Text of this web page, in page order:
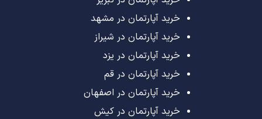
خرید آپارتمان در مشهد
خرید آپارتمان در شیراز
خرید آپارتمان در یزد
خرید آپارتمان در قم
خرید آپارتمان در اصفهان
خرید آپارتمان در کیش